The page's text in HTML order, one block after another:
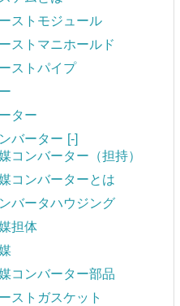
ストモジュール
ストマニホールド
ストパイプ
ター
バーター [-]
コンバーター（担持）
コンバーターとは
バータハウジング
担体
コンバーター部品
ストガスケット